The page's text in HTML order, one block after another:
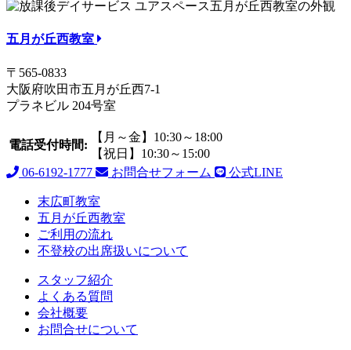
五月が丘西教室
〒565-0833
大阪府吹田市五月が丘西7-1
プラネビル 204号室
電話受付時間:
【月～金】10:30～18:00
【祝日】10:30～15:00
06-6192-1777
お問合せフォーム 公式LINE
末広町教室
五月が丘西教室
ご利用の流れ
不登校の出席扱いについて
スタッフ紹介
よくある質問
会社概要
お問合せについて